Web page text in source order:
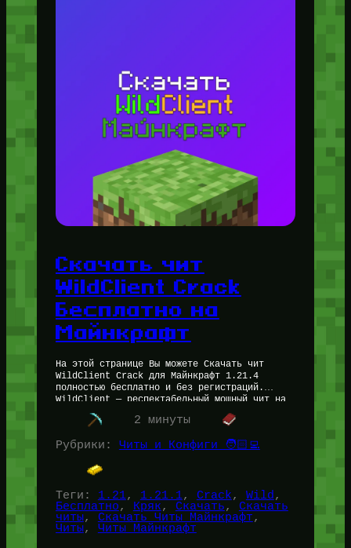
Скачать чит
WildClient Crack
Бесплатно на
Майнкрафт
На этой странице Вы можете Скачать чит
WildClient Crack для Майнкрафт 1.21.4
полностью бесплатно и без регистраций.
WildClient — респектабельный мощный чит на
Майнкрафт, добавляющий в игру множество
новых функций,…2 минуты
Рубрики: Читы и Конфиги 🧑🏻‍💻
Теги: 1.21, 1.21.1, Crack, Wild
Бесплатно, Кряк, Скачать, Скачать
читы, Скачать Читы Майнкрафт
Читы, Читы Майнкрафт